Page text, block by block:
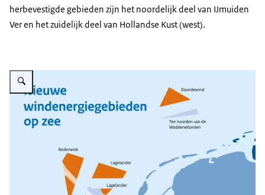
herbevestigde gebieden zijn het noordelijk deel van IJmuiden
Ver en het zuidelijk deel van Hollandse Kust (west).
Vergroot afbeelding Nieuwe windenergiegebieden op de Noordzee